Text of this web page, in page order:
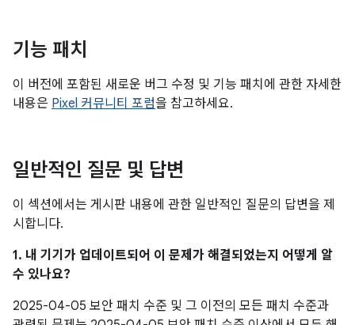
기능 패치
이 버전에 포함된 새로운 버그 수정 및 기능 패치에 관한 자세한
내용은 Pixel 커뮤니티 포럼을 참고하세요.
일반적인 질문 및 답변
이 섹션에서는 게시판 내용에 관한 일반적인 질문의 답변을 제
시합니다.
1. 내 기기가 업데이트되어 이 문제가 해결되었는지 어떻게 알
수 있나요?
2025-04-05 보안 패치 수준 및 그 이전의 모든 패치 수준과